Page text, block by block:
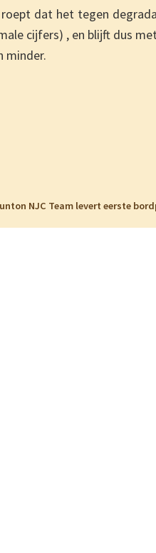
dat het tegen
cijfers) , en blijft dus
minder.
NJC Team levert eerste